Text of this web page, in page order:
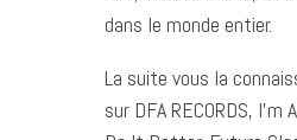
dans le monde entier.
La suite vous la
sur DFA RECORDS,